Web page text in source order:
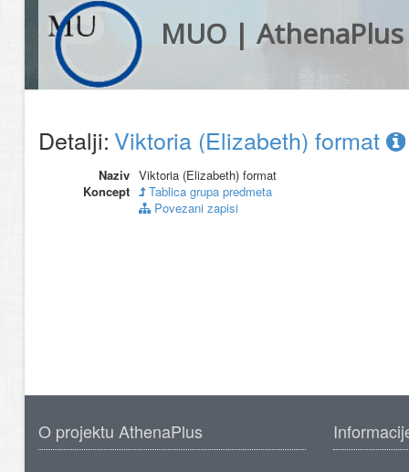
MUO | AthenaPlus
Detalji: Viktoria (Elizabeth) format
Naziv Viktoria (Elizabeth) format
Koncept
Tablica grupa predmeta
Povezani zapisi
O projektu AthenaPlus